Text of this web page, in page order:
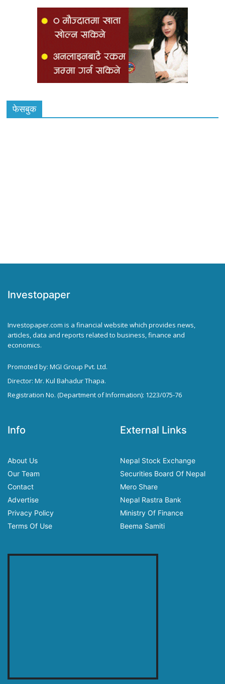
फेसबुक
Investopaper
Investopaper.com is a financial website which provides news,
articles, data and reports related to business, finance and
economics.
Promoted by: MGI Group Pvt. Ltd.
Director: Mr. Kul Bahadur Thapa.
Registration No. (Department of Information): 1223/075-76
Info
About Us
Our Team
Contact
Advertise
Privacy Policy
Terms Of Use
External Links
Nepal Stock Exchange
Securities Board Of Nepal
Mero Share
Nepal Rastra Bank
Ministry Of Finance
Beema Samiti